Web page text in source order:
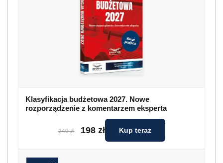
Klasyfikacja budżetowa 2027. Nowe
rozporządzenie z komentarzem eksperta
249 zł 198 zł Kup teraz